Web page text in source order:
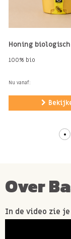
Honing biologisch
100% bio
Nu vanaf:
Over
In de video zie